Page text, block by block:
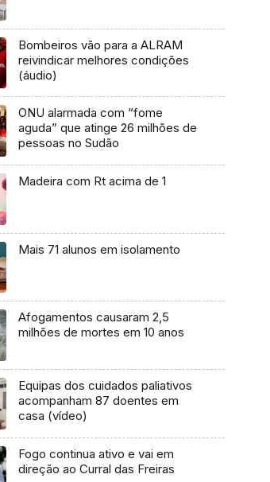
Bombeiros vão para a ALRAM
reivindicar melhores condições
(áudio)
ONU alarmada com “fome
aguda” que atinge 26 milhões de
pessoas no Sudão
Madeira com Rt acima de 1
Mais 71 alunos em isolamento
Afogamentos causaram 2,5
milhões de mortes em 10 anos
Equipas dos cuidados paliativos
acompanham 87 doentes em
casa (vídeo)
Fogo continua ativo e vai em
direção ao Curral das Freiras